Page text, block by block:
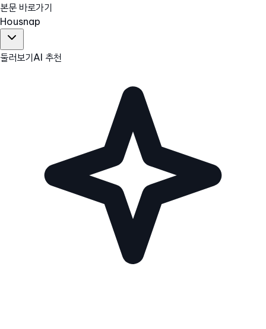
본문 바로가기
Housnap
둘러보기AI 추천